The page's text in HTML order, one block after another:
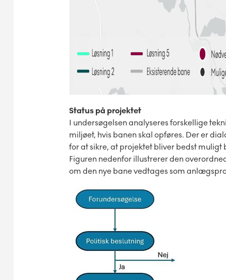
Status på projektet
I undersøgelsen analyseres forskellige
miljøet, hvis banen skal opføres. Der er
for at sikre, at projektet bliver bedst muligt
Figuren nedenfor illustrerer den
om den nye bane vedtages som